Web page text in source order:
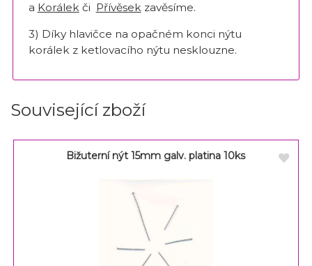
a Korálekči Přívěsekzavěsíme.
3) Díky hlavičce na opačném konci nýtu
korálek z ketlovacího nýtu nesklouzne.
Související zboží
Bižuterní nýt 15mm galv. platina 10ks